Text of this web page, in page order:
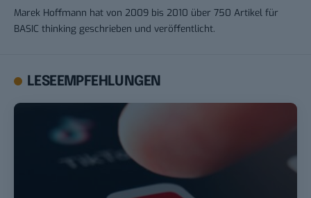
Marek Hoffmann hat von 2009 bis 2010 über 750 Artikel für
BASIC thinking geschrieben und veröffentlicht.
LESEEMPFEHLUNGEN